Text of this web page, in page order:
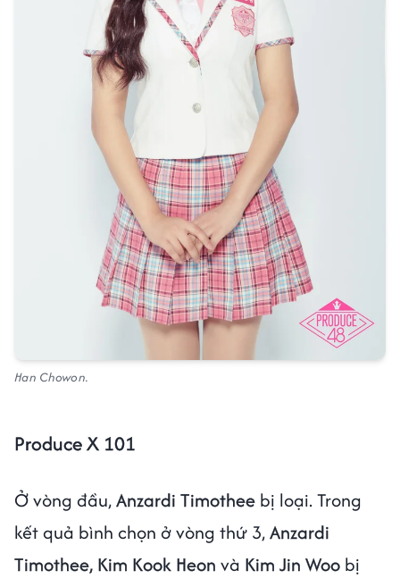
Han Chowon.
Produce X 101
Ở vòng đầu,Anzardi Timothee bị loại.Trong
kết quả bình chọn ở vòng thứ 3,Anzardi
Timothee, Kim Kook Heon và Kim Jin Woo bị